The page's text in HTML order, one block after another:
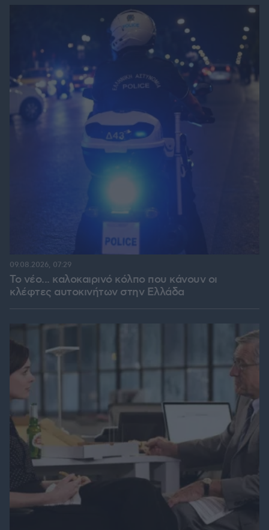
Το νέο... καλοκαιρινό κόλπο που κάνουν οι
κλέφτες αυτοκινήτων στην Ελλάδα
09.08.2026, 07:29